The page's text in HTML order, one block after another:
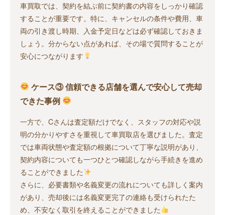
車買取では、契約を結ぶ前に契約書の内容をしっかり確認
することが重要です。特に、キャンセルの条件や費用、車
両の引き渡し時期、入金予定日などは必ず確認しておきま
しょう。分からない点があれば、その場で質問することが
安心につながります
ケース③ 信頼できる店舗を選んで安心して売却
できた事例
一方で、Cさんは査定額だけでなく、スタッフの対応や説
明の分かりやすさを重視して車買取店を選びました。査定
では車両状態や査定額の根拠について丁寧な説明があり、
契約内容についても一つひとつ確認しながら手続きを進め
ることができました
さらに、必要書類や名義変更の流れについても詳しく案内
があり、売却後には名義変更完了の連絡も受けられたた
め、不安なく取引を終えることができました